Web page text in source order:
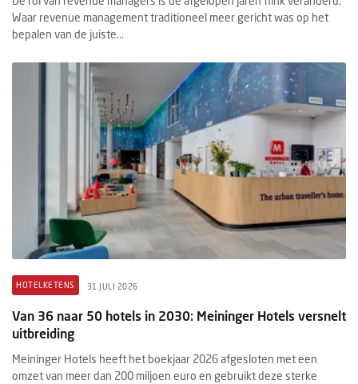
Waar revenue management traditioneel meer gericht was op het
bepalen van de juiste...
HOTELKETENS 31 JULI 2026
Van 36 naar 50 hotels in 2030: Meininger Hotels versnelt
uitbreiding
Meininger Hotels heeft het boekjaar 2026 afgesloten met een
omzet van meer dan 200 miljoen euro en gebruikt deze sterke